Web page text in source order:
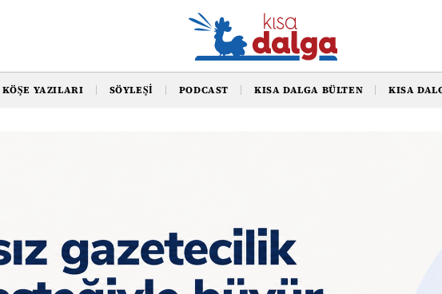
KÖŞE YAZILARI SÖYLEŞI PODCAST KISA DALGA BÜLTEN KISA